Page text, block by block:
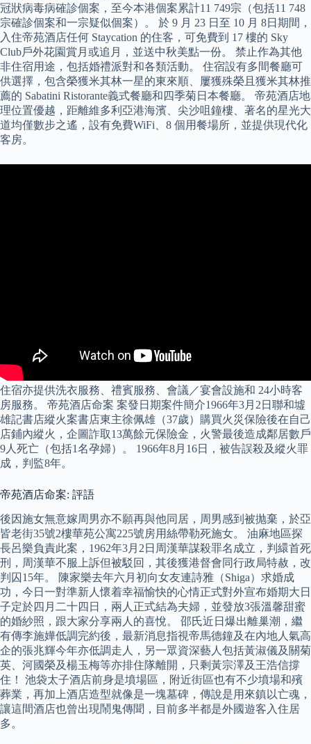
冠狀病毒病確診個案，至今本港個案累計11 749宗（包括11 748
宗確診個案和一宗疑似個案）。 於 9 月 23 日至 10 月 8日期間，
入住帝苑酒店任何 Staycation 的住客，可免費到 17 樓的 Sky
Club戶外花園賞月或追月，並送中秋美點一份。 禁止作為其他
非住宿用途，包括婚禮派對和各類活動。 住宿設有多間餐廳可
供選擇，包含榮獲米其林一星的東來順、屢獲殊榮且獲米其林推
薦的 Sabatini Ristorante義式餐廳和四季菊日本餐廳。 帝苑酒店地
理位置優越，距離維多利亞港海濱、尖沙咀鐘樓、著名的星光大
道均僅數步之遙，設有免費WiFi、8 個用餐場所，並提供現代化
客房。
住宿亦提供洗衣服務、禮賓服務、會議／宴會設施和 24小時客
房服務。 帝苑酒店命案 案發日期案件簡介1966年3月2日聯和墟
雄記書店縱火案書店東主徐佩雄（37歲）購買火災保險後在自己
店鋪內縱火，企圖詐取13萬餘元保險金，火警最後造成鄰居數戶
9人死亡（包括1名孕婦）。 1966年8月16日，被告誤殺及縱火罪
成，判監8年。
帝苑酒店命案: 評語
後因施女無意嫁周男亦不願再與他同居，周男感到被抛棄，於亞
皆老街35號2樓華苑公寓225號房用絲帶勒死施女。 油麻地區探
長呂樂負責此案，1962年3月2日周漢華謀殺罪名成立，判繯首死
刑，周漢華不服上訴但被駁回，其後獲港督會同行政局特赦，改
判囚15年。 陳家樂去年六月初向女友連詩雅（Shiga）求婚成
功，今日一對準新人懷着幸福愉快的心情正式對外宣布婚期大日
子定於四月二十四日，兩人正式結為夫婦，並發放3張溫馨甜蜜
的婚紗照，跟大家分享兩人的喜悅。 邵氏近日爆出離巢潮，繼
有傳李施嬅低調完約後，最新消息指視帝馬德鐘及在內地人氣高
企的張兆輝今年亦低調走人，另一眾資深藝人包括黃淑儀及關菊
英、河國榮及楊玉梅等亦排住隊離開，只剩黃宗澤及王浩信撐
住！ 池袋太子酒店前身是墳場區，附近街區也有不少墳場和殯
葬業，再加上酒店造型就像是一塊墓碑，傳說是用來鎮以亡魂，
讓這間酒店也曾出現鬧鬼傳聞，目前多半都是外國遊客入住居
多。